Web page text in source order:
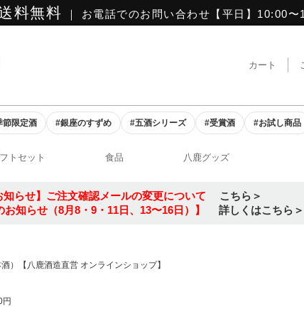
料無料 ｜ お電話でのお問い合わせ【平日】10:00〜
カート
節限定酒 #銀座のすずめ #五酒シリーズ #受賞酒 #お試し商品
トセット 食品 八鹿グッズ
知らせ】ご注文確認メールの変更について
こちら＞
お知らせ（8月8・9・11日、13〜16日）】
詳しくはこちら＞
）【八鹿酒造直営 オンラインショップ】